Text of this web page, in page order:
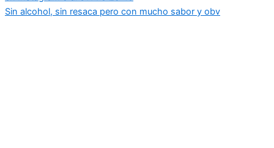
Sin alcohol, sin resaca pero con mucho sabor y obv